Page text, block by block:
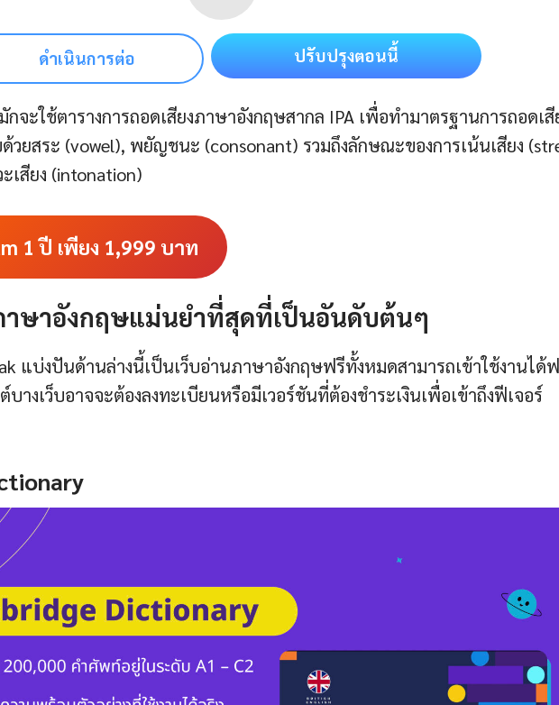
ดำเนินการต่อ ปรับปรุงตอนนี้
จะใช้ตารางการถอดเสียงภาษาอังกฤษสากล IPA เพื่อทำมาตรฐานการถอดเสี
วยสระ (vowel), พยัญชนะ (consonant) รวมถึงลักษณะของการเน้นเสียง
เสียง (intonation)
1 ปี เพียง 1,999 บาท
าษาอังกฤษแม่นยำที่สุดที่เป็นอันดับต้นๆ
แบ่งปันด้านล่างนี้เป็นเว็บอ่านภาษาอังกฤษฟรีทั้งหมดสามารถเข้าใช้งานได้
บางเว็บอาจจะต้องลงทะเบียนหรือมีเวอร์ชันที่ต้องชำระเงินเพื่อเข้าถึงฟีเจอร์